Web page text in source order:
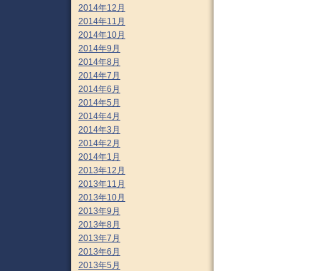
2014年12月
2014年11月
2014年10月
2014年9月
2014年8月
2014年7月
2014年6月
2014年5月
2014年4月
2014年3月
2014年2月
2014年1月
2013年12月
2013年11月
2013年10月
2013年9月
2013年8月
2013年7月
2013年6月
2013年5月